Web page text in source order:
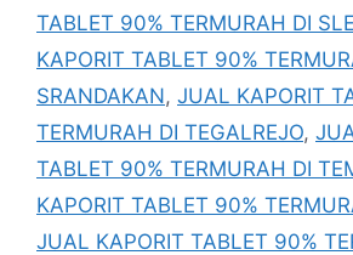
TABLET 90% TERMURAH DI
KAPORIT TABLET 90%
SRANDAKAN, JUAL KAPORIT
TERMURAH DI TEGALREJO,
TABLET 90% TERMURAH DI
KAPORIT TABLET 90%
JUAL KAPORIT TABLET 90%